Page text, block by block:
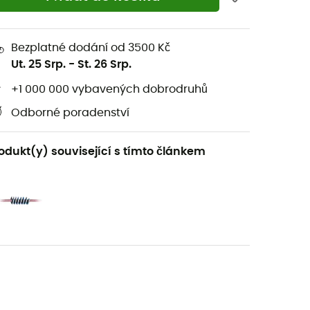
Bezplatné dodání od 3500 Kč
Ut. 25 Srp. - St. 26 Srp.
+1 000 000 vybavených dobrodruhů
Odborné poradenství
související s tímto článkem